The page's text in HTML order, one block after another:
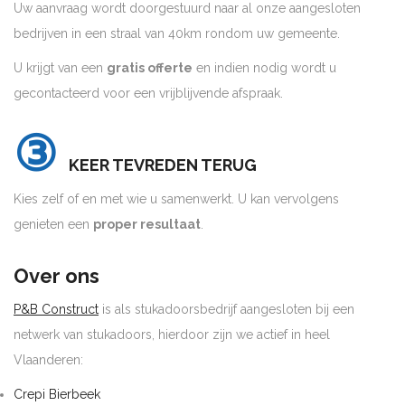
Uw aanvraag wordt doorgestuurd naar al onze aangesloten
bedrijven in een straal van 40km rondom uw gemeente.
U krijgt van een gratis offerte en indien nodig wordt u
gecontacteerd voor een vrijblijvende afspraak.
③ KEER TEVREDEN TERUG
Kies zelf of en met wie u samenwerkt. U kan vervolgens
genieten een proper resultaat.
Over ons
P&B Construct is als stukadoorsbedrijf aangesloten bij een
netwerk van stukadoors, hierdoor zijn we actief in heel
Vlaanderen:
Crepi Bierbeek